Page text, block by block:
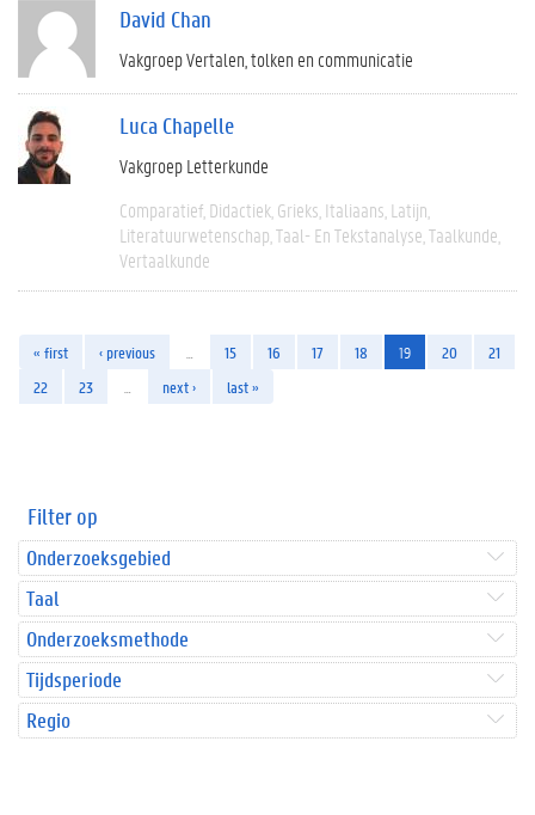
David Chan
Vakgroep Vertalen, tolken en communicatie
Luca Chapelle
Vakgroep Letterkunde
Comparatief Didactiek Grieks Italiaans Latijn
Literatuurwetenschap Taal- En Tekstanalyse Taalkunde
Vertaalkunde
« first ‹ previous 15 16 17 18 19 20
21
22
23 next › last »
Filter op
Onderzoeksgebied
Taal
Onderzoeksmethode
Tijdsperiode
Regio